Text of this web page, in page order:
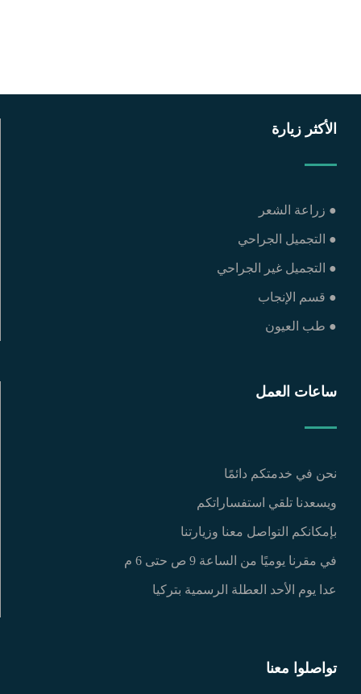
الأكثر زيارة
● زراعة الشعر
● التجميل الجراحي
● التجميل غير الجراحي
● قسم الإنجاب
● طب العيون
ساعات العمل
نحن في خدمتكم دائمًا
ويسعدنا تلقي استفساراتكم
بإمكانكم التواصل معنا وزيارتنا
في مقرنا يوميًا من الساعة 9 ص حتى 6 م
عدا يوم الأحد العطلة الرسمية بتركيا
تواصلوا معنا